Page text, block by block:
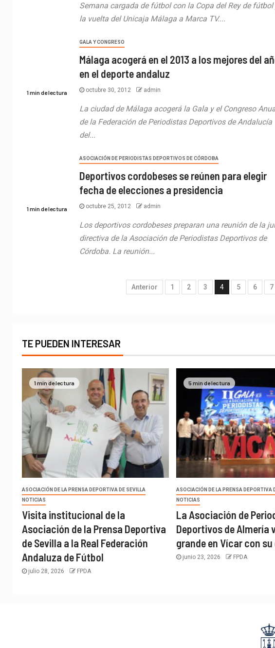
Semana cargada de fútbol con la Copa del Rey de fútbol
la vuelta del Unicaja Málaga a Marca TV....
1 min de lectura
GALA Y CONGRESO
Málaga acogerá en el 2013 a los mejores del
en el deporte andaluz
octubre 30, 2012 admin
La ciudad de Málaga acogerá la Gala y el Congreso
de la Federación de Periodistas Deportivos de Andalucía
del...
1 min de lectura
ASOCIACIÓN DE PERIODISTAS DEPORTIVOS DE CÓRDOBA
Deportivos cordobeses se reúnen para elegir
fecha de elecciones a presidencia
octubre 25, 2012 admin
Los deportivos cordobeses preparan una reunión de la
directiva de la Asociación de Periodistas Deportivos de
Córdoba. La reunión...
Anterior 1 2 3 4 5 6 7
TE PUEDEN INTERESAR
1 min de lectura
ASOCIACIÓN DE LA PRENSA DEPORTIVA DE SEVILLA
NOTICIAS
Visita institucional de la
Asociación de la Prensa Deportiva
de Sevilla a la Real Federación
Andaluza de Fútbol
julio 28, 2026 FPDA
5 min de lectura
ASOCIACIÓN DE LA PRENSA DEPORTIVA
NOTICIAS
La Asociación de
Deportivos de Almería
grande en Vícar con
junio 23, 2026 FPDA